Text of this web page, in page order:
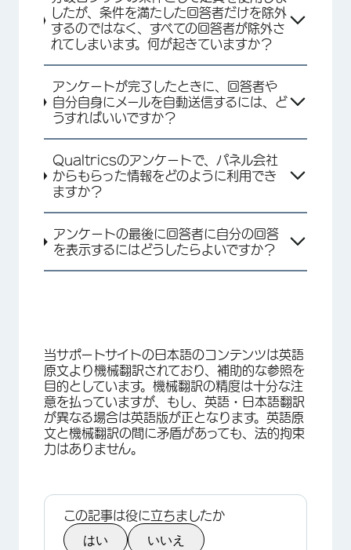
したが、条件を満たした回答者だけを除外
するのではなく、すべての回答者が除外さ
れてしまいます。何が起きていますか？
アンケートが完了したときに、回答者や
自分自身にメールを自動送信するには、ど
うすればいいですか？
Qualtricsのアンケートで、パネル会社
からもらった情報をどのように利用でき
ますか？
アンケートの最後に回答者に自分の回答
を表示するにはどうしたらよいですか？
当サポートサイトの日本語のコンテンツは英語
原文より機械翻訳されており、補助的な参照を
目的としています。機械翻訳の精度は十分な注
意を払っていますが、もし、英語・日本語翻訳
が異なる場合は英語版が正となります。英語原
文と機械翻訳の間に矛盾があっても、法的拘束
力はありません。
この記事は役に立ちましたか
はい いいえ